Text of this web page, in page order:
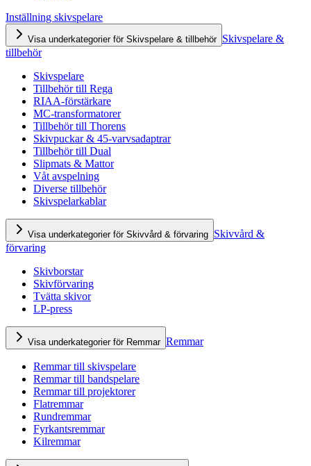
Inställning skivspelare
Visa underkategorier för Skivspelare & tillbehör Skivspelare &
tillbehör
Skivspelare
Tillbehör till Rega
RIAA-förstärkare
MC-transformatorer
Tillbehör till Thorens
Skivpuckar & 45-varvsadaptrar
Tillbehör till Dual
Slipmats & Mattor
Våt avspelning
Diverse tillbehör
Skivspelarkablar
Visa underkategorier för Skivvård & förvaring Skivvård &
förvaring
Skivborstar
Skivförvaring
Tvätta skivor
LP-press
Visa underkategorier för Remmar Remmar
Remmar till skivspelare
Remmar till bandspelare
Remmar till projektorer
Flatremmar
Rundremmar
Fyrkantsremmar
Kilremmar